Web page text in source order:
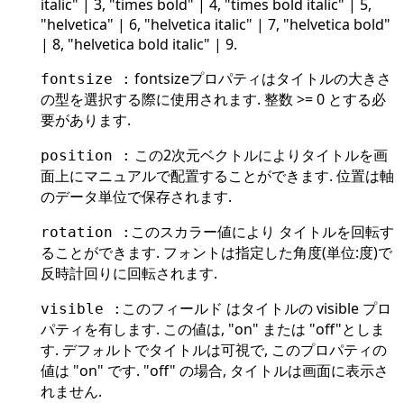
italic" | 3, "times bold" | 4, "times bold italic" | 5,
"helvetica" | 6, "helvetica italic" | 7, "helvetica bold"
| 8, "helvetica bold italic" | 9.
fontsize : fontsizeプロパティはタイトルの大きさ
の型を選択する際に使用されます. 整数 >= 0 とする必
要があります.
position : この2次元ベクトルによりタイトルを画
面上にマニュアルで配置することができます. 位置は軸
のデータ単位で保存されます.
rotation : このスカラー値により タイトルを回転す
ることができます. フォントは指定した角度(単位:度)で
反時計回りに回転されます.
visible : このフィールド はタイトルの visible プロ
パティを有します. この値は, "on" または "off"としま
す. デフォルトでタイトルは可視で, このプロパティの
値は "on" です. "off" の場合, タイトルは画面に表示さ
れません.